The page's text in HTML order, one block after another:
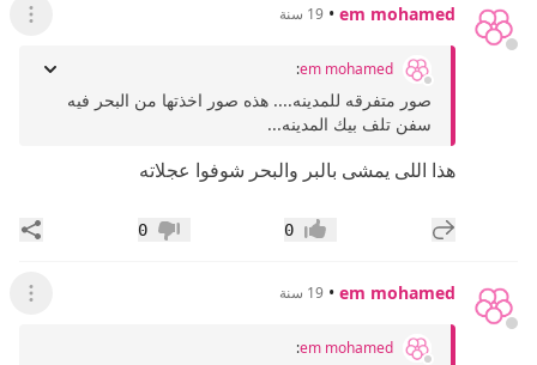
em mohamed
• 19 سنة عرض
em mohamed
:
صور متفرقه للمدينه.... هذه صور اخذتها من البحر فيه
سفن تلف بيك المدينه...
هذا اللى يمشى بالبر والبحر شوفوا عجلاته
إضافة رد جديد إعجاب0 عدم إعجاب
0
em mohamed
• 19 سنة عرض
em mohamed
: